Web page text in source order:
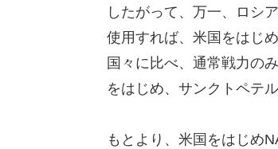
したがって、万一、ロシ
使用すれば、米国をはじ
国々に比べ、通常戦力の
をはじめ、サンクトペテ
もとより、米国をはじめ